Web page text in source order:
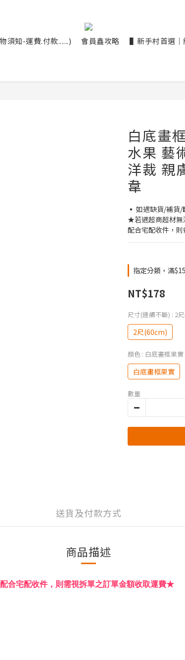
須知-運費.付款......) 會員鑫攻略
▌新手村首選｜
白底畫
水果 藝
洋裁 親
韋
▪ 如遇缺貨/補貨/
★若遇超商超材無
配合宅配收件，
指定分類，滿
NT$178
尺寸(連續不斷) : 2
2尺(60cm)
顏色 : 白底畫框果實
白底畫框果實
數量
送貨及付款方式
商品描述
合宅配收件，則需視拆單之訂單金額收取運費★